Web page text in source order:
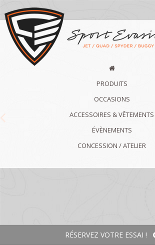
PRODUITS
OCCASIONS
ACCESSOIRES & VÊTEMENTS
ÉVÈNEMENTS
CONCESSION / ATELIER
Previous
RÉSERVEZ VOTRE ESSAI !